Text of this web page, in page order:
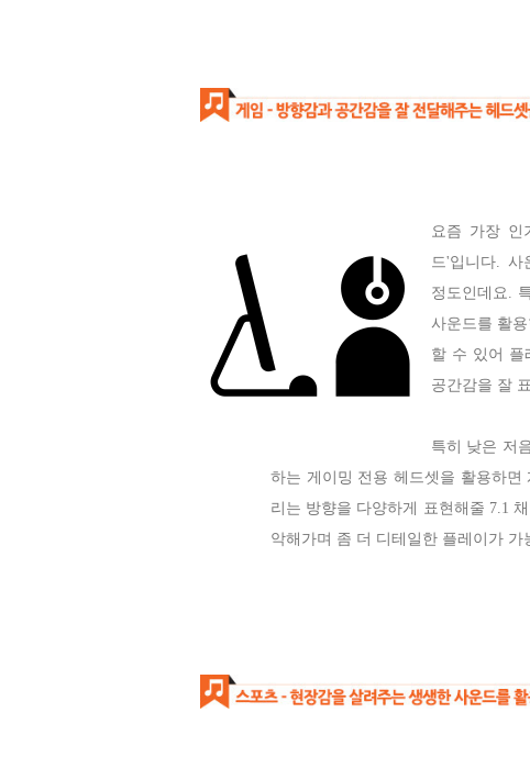
요즘 가장 인
드'입니다. 사
정도인데요.
사운드를 활
할 수 있어 플
공간감을 잘
특히 낮은 저
하는 게이밍 전용 헤드셋을 활용하
리는 방향을 다양하게 표현해줄 7.1
악해가며 좀 더 디테일한 플레이가 가